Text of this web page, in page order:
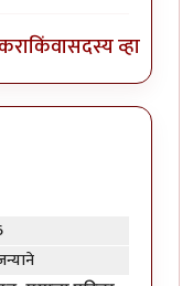
किंवासदस्य व्हा